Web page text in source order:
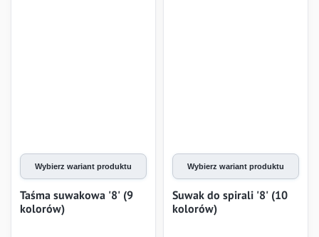
Wybierz wariant produktu
Taśma suwakowa '8' (9
kolorów)
Wybierz wariant produktu
Suwak do spirali '8' (10
kolorów)